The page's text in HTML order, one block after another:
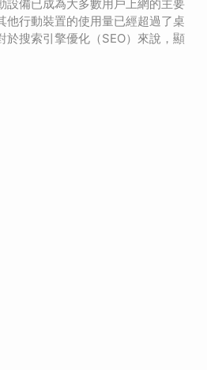
設備已成為大多數用戶上網的主要
他行動裝置的使用量已經超過了桌
於搜索引擎優化（SEO）來說，顯